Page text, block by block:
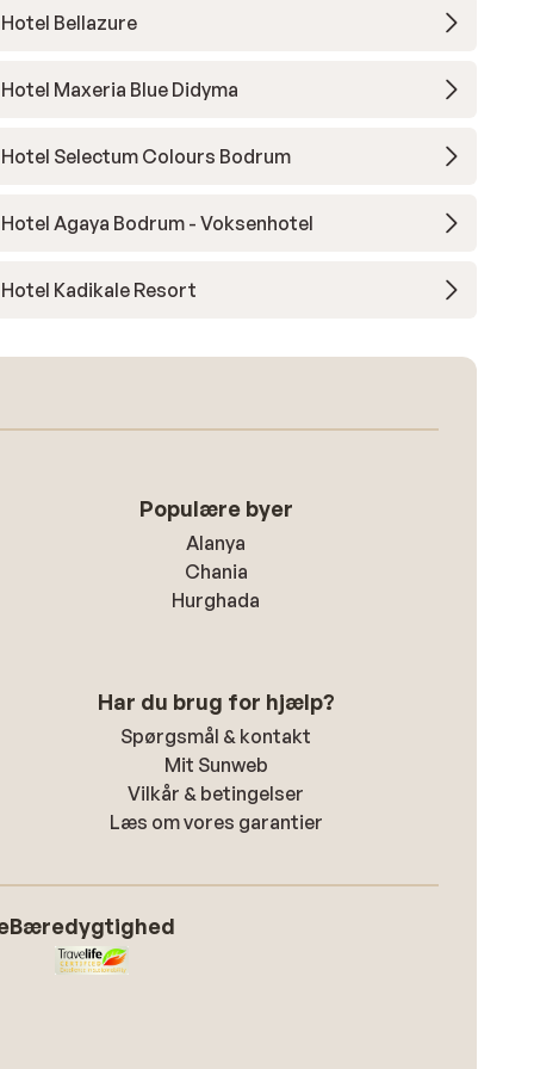
Hotel Bellazure
Hotel Maxeria Blue Didyma
Hotel Selectum Colours Bodrum
Hotel Agaya Bodrum - Voksenhotel
Hotel Kadikale Resort
Populære byer
Alanya
Chania
Hurghada
Har du brug for hjælp?
Spørgsmål & kontakt
Mit Sunweb
Vilkår & betingelser
Læs om vores garantier
Bæredygtighed